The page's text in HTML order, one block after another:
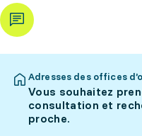
Adresses des offices
Vous souhaitez
consultation et
proche.